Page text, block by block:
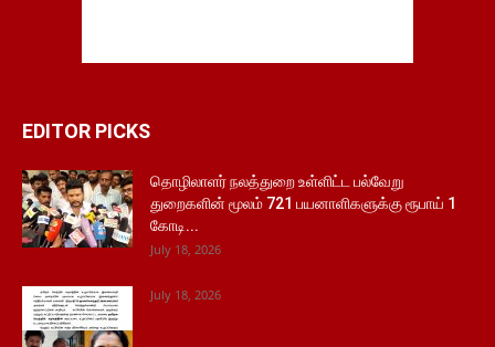
EDITOR PICKS
தொழிலாளர் நலத்துறை உள்ளிட்ட பல்வேறு
துறைகளின் மூலம் 721 பயனாளிகளுக்கு ரூபாய் 1
கோடி...
July 18, 2026
July 18, 2026